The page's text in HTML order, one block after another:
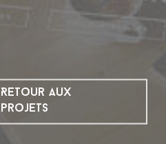
Retour aux
projets